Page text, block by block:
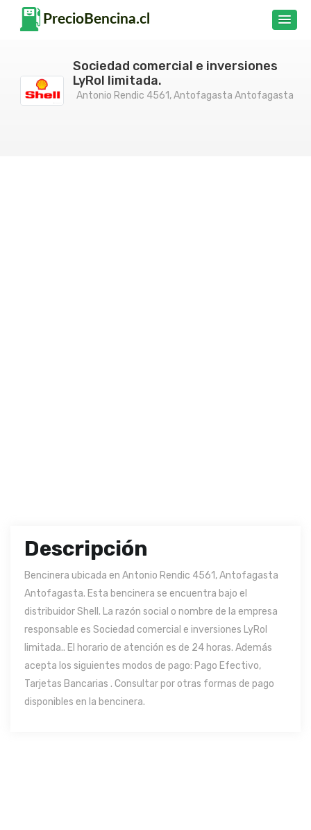
Sociedad comercial e inversiones
LyRol limitada.
Antonio Rendic 4561, Antofagasta Antofagasta
Descripción
Bencinera ubicada en Antonio Rendic 4561, Antofagasta
Antofagasta. Esta bencinera se encuentra bajo el
distribuidor Shell. La razón social o nombre de la empresa
responsable es Sociedad comercial e inversiones LyRol
limitada.. El horario de atención es de 24 horas. Además
acepta los siguientes modos de pago: Pago Efectivo,
Tarjetas Bancarias . Consultar por otras formas de pago
disponibles en la bencinera.